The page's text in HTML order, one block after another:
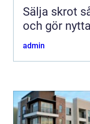
Sälja skrot så får du bäst betalt
och gör
admin